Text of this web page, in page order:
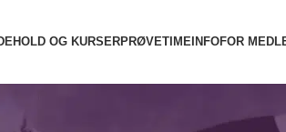
HOLD OG KURSERPRØVETIME INFOFOR